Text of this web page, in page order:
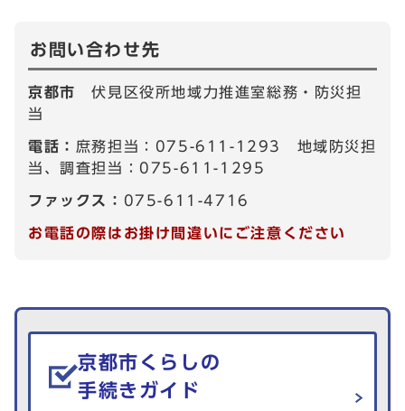
お問い合わせ先
京都市伏見区役所地域力推進室総務・防災担
当
電話： 庶務担当：075-611-1293 地域防災担
当、調査担当：075-611-1295
ファックス： 075-611-4716
お電話の際はお掛け間違いにご注意ください
生活情報を探す
京都市くらしの
手続きガイド